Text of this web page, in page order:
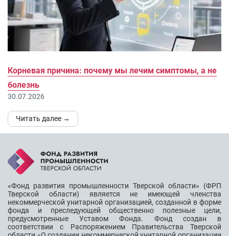
Корневая причина: почему мы лечим симптомы, а не
болезнь
30.07.2026
Читать далее →
«Фонд развития промышленности Тверской области» (ФРП
Тверской области) является не имеющей членства
некоммерческой унитарной организацией, созданной в форме
фонда и преследующей общественно полезные цели,
предусмотренные Уставом Фонда. Фонд создан в
соответствии с Распоряжением Правительства Тверской